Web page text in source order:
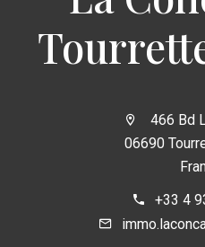
466 Bd
06690
+33 4